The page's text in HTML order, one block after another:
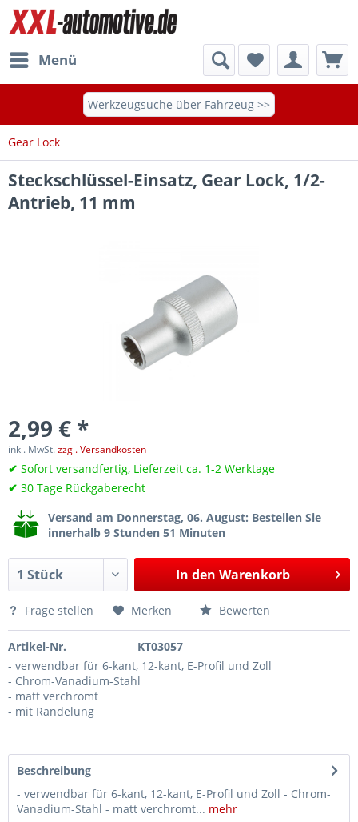
Menü
Werkzeugsuche über Fahrzeug >>
Gear Lock
Steckschlüssel-Einsatz, Gear Lock, 1/2-
Antrieb, 11 mm
2,99 € *
inkl. MwSt.zzgl. Versandkosten
✔ Sofort versandfertig, Lieferzeit ca. 1-2 Werktage
✔ 30 Tage Rückgaberecht
Versand am Donnerstag, 06. August: Bestellen Sie
innerhalb 9 Stunden 51 Minuten
In den Warenkorb
Frage stellen Merken Bewerten
Artikel-Nr.
KT03057
- verwendbar für 6-kant, 12-kant, E-Profil und Zoll
- Chrom-Vanadium-Stahl
- matt verchromt
- mit Rändelung
Beschreibung
- verwendbar für 6-kant, 12-kant, E-Profil und Zoll - Chrom-
Vanadium-Stahl - matt verchromt... mehr